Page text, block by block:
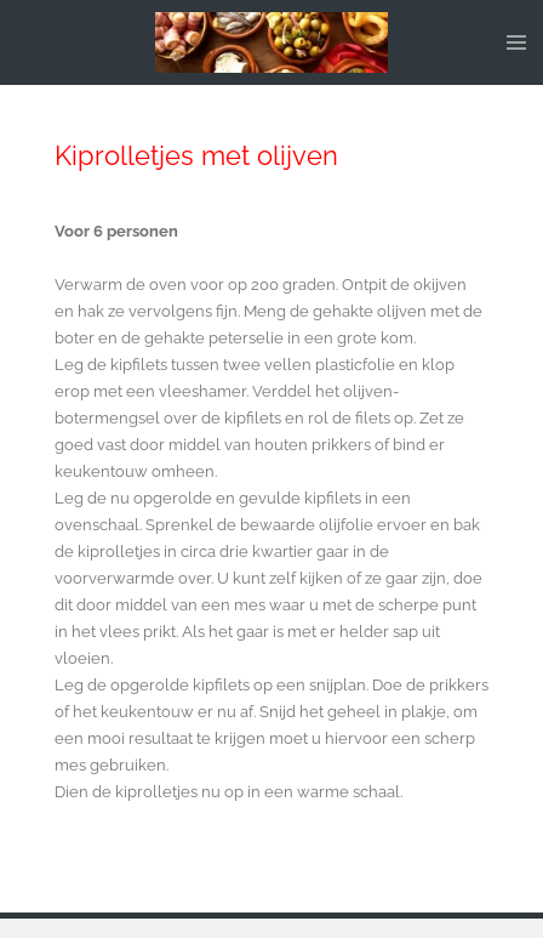
Kiprolletjes met olijven
Voor 6 personen
Verwarm de oven voor op 200 graden. Ontpit de okijven
en hak ze vervolgens fijn. Meng de gehakte olijven met de
boter en de gehakte peterselie in een grote kom.
Leg de kipfilets tussen twee vellen plasticfolie en klop
erop met een vleeshamer. Verddel het olijven-
botermengsel over de kipfilets en rol de filets op. Zet ze
goed vast door middel van houten prikkers of bind er
keukentouw omheen.
Leg de nu opgerolde en gevulde kipfilets in een
ovenschaal. Sprenkel de bewaarde olijfolie ervoer en bak
de kiprolletjes in circa drie kwartier gaar in de
voorverwarmde over. U kunt zelf kijken of ze gaar zijn, doe
dit door middel van een mes waar u met de scherpe punt
in het vlees prikt. Als het gaar is met er helder sap uit
vloeien.
Leg de opgerolde kipfilets op een snijplan. Doe de prikkers
of het keukentouw er nu af. Snijd het geheel in plakje, om
een mooi resultaat te krijgen moet u hiervoor een scherp
mes gebruiken.
Dien de kiprolletjes nu op in een warme schaal.